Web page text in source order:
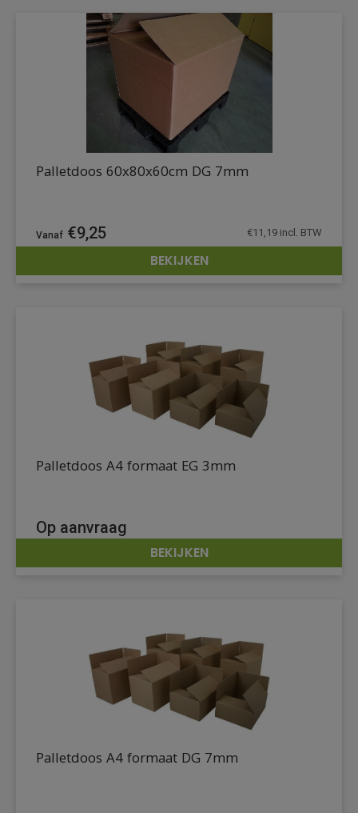
DETAILS
Palletdoos 60x80x60cm DG 7mm
€9,25 €11,19 incl. BTW
BEKIJKEN
DETAILS
Palletdoos A4 formaat EG 3mm
Op aanvraag
BEKIJKEN
Palletdoos A4 formaat DG 7mm